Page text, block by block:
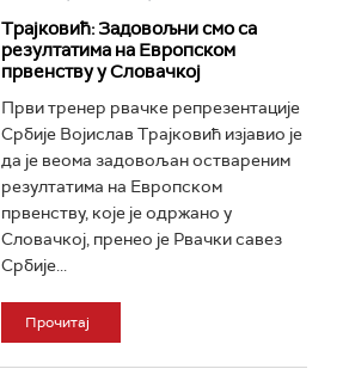
Трајковић: Задовољни смо са
резултатима на Европском
првенству у Словачкој
Први тренер рвачке репрезентације
Србије Војислав Трајковић изјавио је
да је веома задовољан оствареним
резултатима на Европском
првенству, које је одржано у
Словачкој, пренео је Рвачки савез
Србије...
Прочитај